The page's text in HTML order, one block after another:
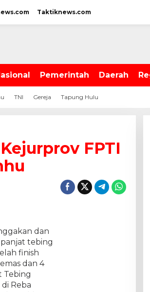
Taktiknews.com
Pemerintah Daerah
TNI Gereja Tapung Hulu
FPTI
dan
tebing
finish
dan 4
Tebing
Reba